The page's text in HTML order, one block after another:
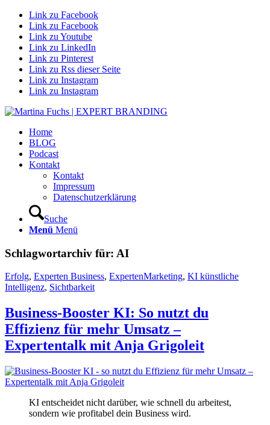
Link zu Facebook
Link zu Facebook
Link zu Youtube
Link zu LinkedIn
Link zu Pinterest
Link zu Rss dieser Seite
Link zu Instagram
Link zu Instagram
Home
BLOG
Podcast
Kontakt
Kontakt
Impressum
Datenschutzerklärung
Suche
Menü Menü
Schlagwortarchiv für: AI
Erfolg, Experten Business, ExpertenMarketing, KI künstliche
Intelligenz, Sichtbarkeit
Business-Booster KI: So nutzt du
Effizienz für mehr Umsatz –
Expertentalk mit Anja Grigoleit
KI entscheidet nicht darüber, wie schnell du arbeitest,
sondern wie profitabel dein Business wird.